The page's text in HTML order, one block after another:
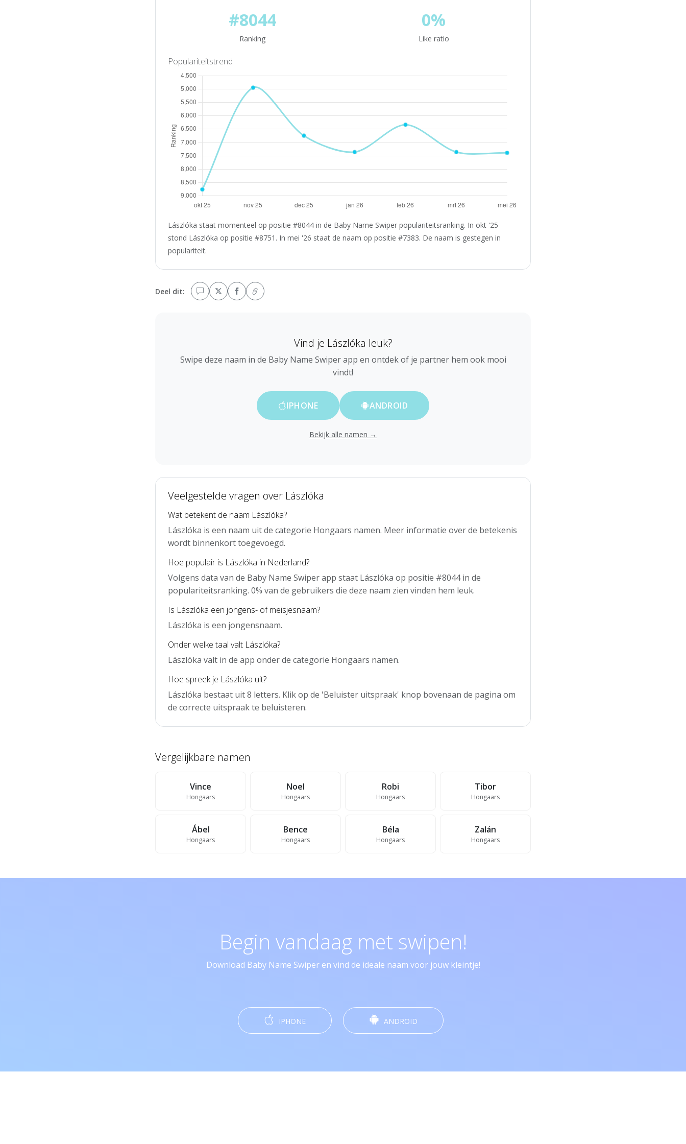
#8044
Ranking
0%
Like ratio
Populariteitstrend
Lászlóka staat momenteel op positie #8044 in de Baby Name Swiper populariteitsranking. In okt '25
stond Lászlóka op positie #8751. In mei '26 staat de naam op positie #7383. De naam is gestegen in
populariteit.
Deel dit:
Vind je Lászlóka leuk?
Swipe deze naam in de Baby Name Swiper app en ontdek of je partner hem ook mooi
vindt!
IPHONE ANDROID
Bekijk alle namen →
Veelgestelde vragen over Lászlóka
Wat betekent de naam Lászlóka?
Lászlóka is een naam uit de categorie Hongaars namen. Meer informatie over de betekenis
wordt binnenkort toegevoegd.
Hoe populair is Lászlóka in Nederland?
Volgens data van de Baby Name Swiper app staat Lászlóka op positie #8044 in de
populariteitsranking. 0% van de gebruikers die deze naam zien vinden hem leuk.
Is Lászlóka een jongens- of meisjesnaam?
Lászlóka is een jongensnaam.
Onder welke taal valt Lászlóka?
Lászlóka valt in de app onder de categorie Hongaars namen.
Hoe spreek je Lászlóka uit?
Lászlóka bestaat uit 8 letters. Klik op de 'Beluister uitspraak' knop bovenaan de pagina om
de correcte uitspraak te beluisteren.
Vergelijkbare namen
Vince
Hongaars
Noel
Hongaars
Robi
Hongaars
Tibor
Hongaars
Ábel
Hongaars
Bence
Hongaars
Béla
Hongaars
Zalán
Hongaars
Begin vandaag met swipen!
Download Baby Name Swiper en vind de ideale naam voor jouw kleintje!
IPHONE ANDROID